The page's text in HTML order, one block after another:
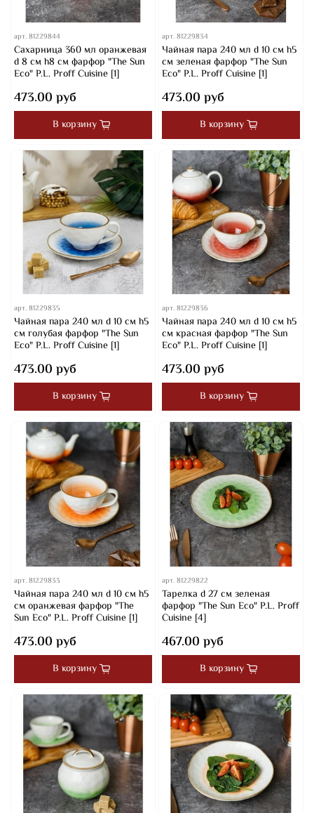
арт.81229844
Сахарница 360 мл оранжевая
d 8 см h8 см фарфор "The Sun
Eco" P.L. Proff Cuisine [1]
473.00 руб
В корзину
арт.81229834
Чайная пара 240 мл d 10 см h5
см зеленая фарфор "The Sun
Eco" P.L. Proff Cuisine [1]
473.00 руб
В корзину
арт.81229835
Чайная пара 240 мл d 10 см h5
см голубая фарфор "The Sun
Eco" P.L. Proff Cuisine [1]
473.00 руб
В корзину
арт.81229836
Чайная пара 240 мл d 10 см h5
см красная фарфор "The Sun
Eco" P.L. Proff Cuisine [1]
473.00 руб
В корзину
арт.81229833
Чайная пара 240 мл d 10 см h5
см оранжевая фарфор "The
Sun Eco" P.L. Proff Cuisine [1]
473.00 руб
В корзину
арт.81229822
Тарелка d 27 см зеленая
фарфор "The Sun Eco" P.L. Proff
Cuisine [4]
467.00 руб
В корзину